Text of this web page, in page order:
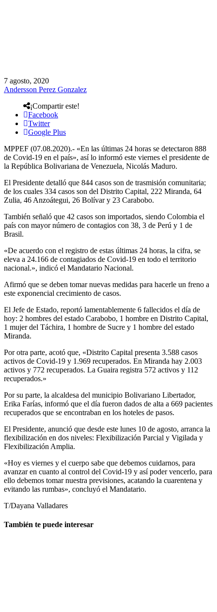
7 agosto, 2020
Andersson Perez Gonzalez
¡Compartir este!
Facebook
Twitter
Google Plus
MPPEF (07.08.2020).- «En las últimas 24 horas se detectaron 888
de Covid-19 en el país», así lo informó este viernes el presidente de
la República Bolivariana de Venezuela, Nicolás Maduro.
El Presidente detalló que 844 casos son de trasmisión comunitaria;
de los cuales 334 casos son del Distrito Capital, 222 Miranda, 64
Zulia, 46 Anzoátegui, 26 Bolívar y 23 Carabobo.
También señaló que 42 casos son importados, siendo Colombia el
país con mayor número de contagios con 38, 3 de Perú y 1 de
Brasil.
«De acuerdo con el registro de estas últimas 24 horas, la cifra, se
eleva a 24.166 de contagiados de Covid-19 en todo el territorio
nacional.», indicó el Mandatario Nacional.
Afirmó que se deben tomar nuevas medidas para hacerle un freno a
este exponencial crecimiento de casos.
El Jefe de Estado, reportó lamentablemente 6 fallecidos el día de
hoy: 2 hombres del estado Carabobo, 1 hombre en Distrito Capital,
1 mujer del Táchira, 1 hombre de Sucre y 1 hombre del estado
Miranda.
Por otra parte, acotó que, «Distrito Capital presenta 3.588 casos
activos de Covid-19 y 1.969 recuperados. En Miranda hay 2.003
activos y 772 recuperados. La Guaira registra 572 activos y 112
recuperados.»
Por su parte, la alcaldesa del municipio Bolivariano Libertador,
Erika Farías, informó que el día fueron dados de alta a 669 pacientes
recuperados que se encontraban en los hoteles de pasos.
El Presidente, anunció que desde este lunes 10 de agosto, arranca la
flexibilización en dos niveles: Flexibilización Parcial y Vigilada y
Flexibilización Amplia.
«Hoy es viernes y el cuerpo sabe que debemos cuidarnos, para
avanzar en cuanto al control del Covid-19 y así poder vencerlo, para
ello debemos tomar nuestra previsiones, acatando la cuarentena y
evitando las rumbas», concluyó el Mandatario.
T/Dayana Valladares
También te puede interesar